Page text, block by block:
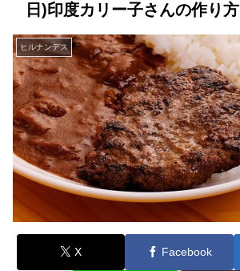
日)印度カリー子さんの作り方
ヒルナンデス
X Facebook